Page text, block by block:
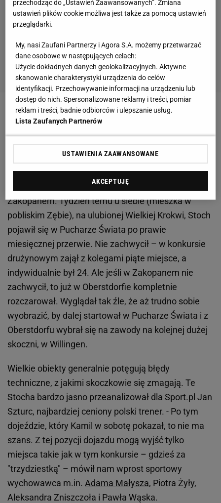
Zobacz wideoComing out polskiego skoczka!
Kosecki: Mega szanuję taką postawę
Na co liczyli Stoch i trener Michal Doleżal, wybierając
się na loty narciarskie do Oberstdorfu? Zapewne na
postęp Kamila w stosunku do tego, co pokazał w
Zakopanem. Tydzień temu u siebie (mieszka w
pobliskim Zębie), na ulubionej Wielkiej Krokwi, Stoch
pojawił się w Pucharze Świata po prawie
miesięcznej przerwie. Nie zachwycił – w konkursie
drużynowym zajął z kolegami piąte miejsce, a
indywidualnie był 24. Ale jeśli w Zakopanem nie
zachwycił, to już w Oberstdorfie kompletnie
rozczarował. Wyglądał tak źle, że aż trudno sobie
wyobrazić, by dalej startował w Pucharze Świata i z
Oberstdorfu wybrał się na zawody na kolejnej dużej
skoczni, w Willingen.
Wielkie obiekty generalnie potęgują błędy
techniczne, z jakimi skoczkowie się zmagają. Te
Stocha bardzo jasno przeanalizował dla Sport.pl Jan
Szturc, najbardziej ceniony polski trener. - Po tym
dojeździe, który Kamil w sobotę pokazał, to nie ma
szans. Z tej pozycji dojazdu mogą wyjść tylko
miejsca takie jak w tym konkursie – gdzieś za
"trzydziestką" – mówił nam wprost sportowy
wychowawca m.in. Adama Małysza, Piotra Żyły,
Aleksandra Zniszczoła i Pawła Wąska.
przechodząc do „Ustawień Zaawansowanych”. Zmiana
ustawień plików cookie możliwa jest także za pomocą ustawień
przeglądarki.
My, nasi Zaufani Partnerzy i Agora S.A. możemy przetwarzać
dane osobowe w następujących celach:
Użycie dokładnych danych geolokalizacyjnych. Aktywne
skanowanie charakterystyki urządzenia do celów
identyfikacji. Przechowywanie informacji na urządzeniu lub
dostęp do nich. Spersonalizowane reklamy i treści, pomiar
reklam i treści, badnie odbiorców i ulepszanie usług.
Lista Zaufanych Partnerów
USTAWIENIA ZAAWANSOWANE
AKCEPTUJĘ